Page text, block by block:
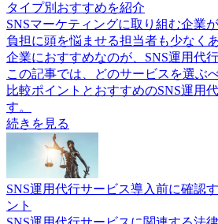
タイプ別おすすめを紹介
SNSマーケティングに取り組む企業
負担に頭を悩ませる担当者も少なく
企業におすすめなのが、SNS運用代
この記事では、どのサービスを選ぶ
比較ポイントとおすすめのSNS運用
す。
続きを見る
SNS運用代行サービス導入前に確認
ント